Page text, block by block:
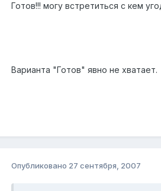
Готов!!! могу встретиться с кем
Варианта "Готов" явно не хватает.
Опубликовано 27 сентября, 2007